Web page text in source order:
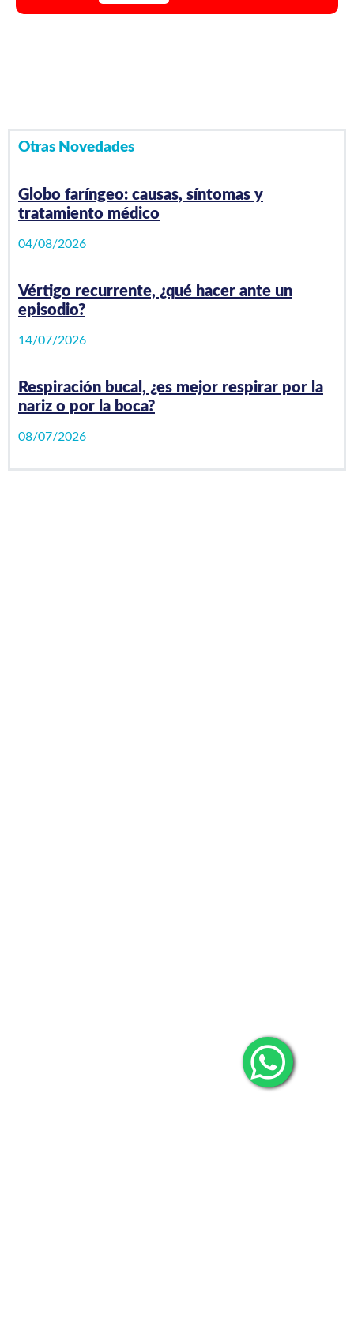
Otras Novedades
Globo faríngeo: causas, síntomas y
tratamiento médico
04/08/2026
Vértigo recurrente, ¿qué hacer ante un
episodio?
14/07/2026
Respiración bucal, ¿es mejor respirar por la
nariz o por la boca?
08/07/2026